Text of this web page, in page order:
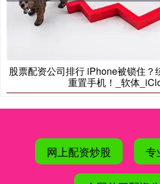
股票配资公司排行 iPhone被锁住
重置手机！_软体
网上配资炒股 专